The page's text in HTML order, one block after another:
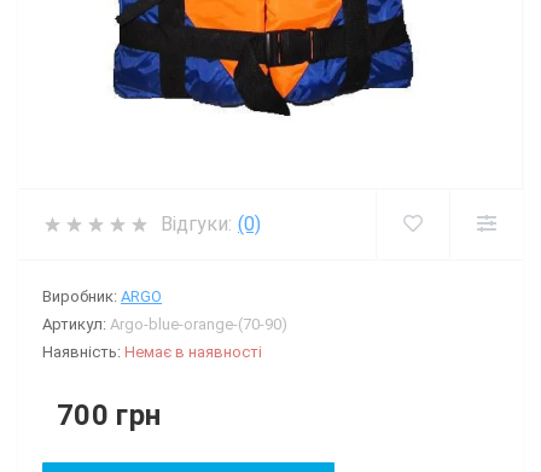
Відгуки: (0)
Виробник: ARGO
Артикул: Argo-blue-orange-(70-90)
Наявність: Немає в наявності
700 грн